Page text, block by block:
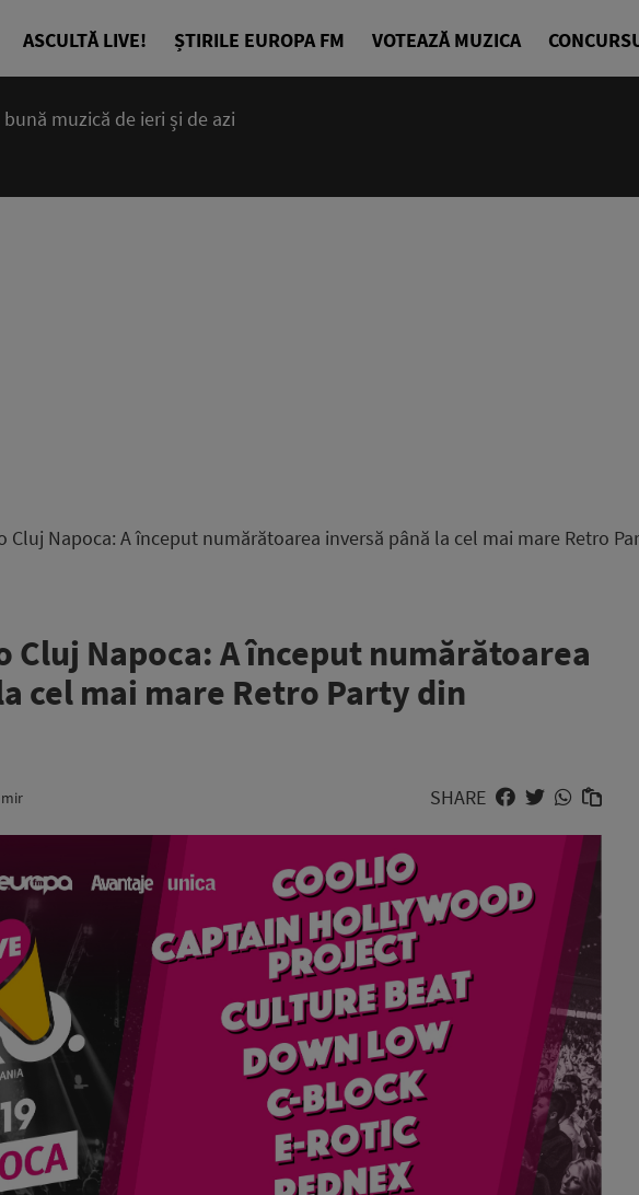
ASCULTĂ LIVE! ȘTIRILE EUROPA FM VOTEAZĂ MUZICA
bună muzică de ieri și de azi
Cluj Napoca: A început numărătoarea inversă până la cel mai mare Retro
Cluj Napoca: A început numărătoarea
cel mai mare Retro Party din
SHARE